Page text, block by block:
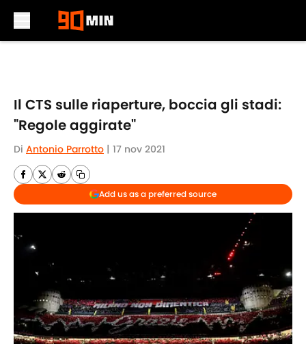
Il CTS sulle riaperture, boccia gli stadi:
"Regole aggirate"
Di Antonio Parrotto | 17 nov 2021
Add us as a preferred source